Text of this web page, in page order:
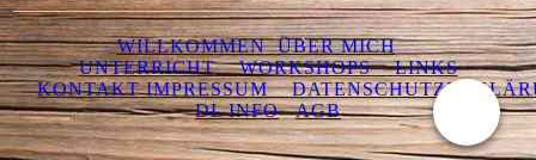
WILLKOMMEN ÜBER MICH
UNTERRICHT
WORKSHOPS
LINKS
KONTAKT IMPRESSUM
DL INFO
AGB